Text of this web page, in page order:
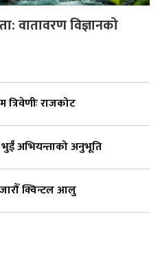
वातावरण विज्ञानको
राजकोट
भुईँ अभियन्ताको अनुभूति
क्विन्टल आलु